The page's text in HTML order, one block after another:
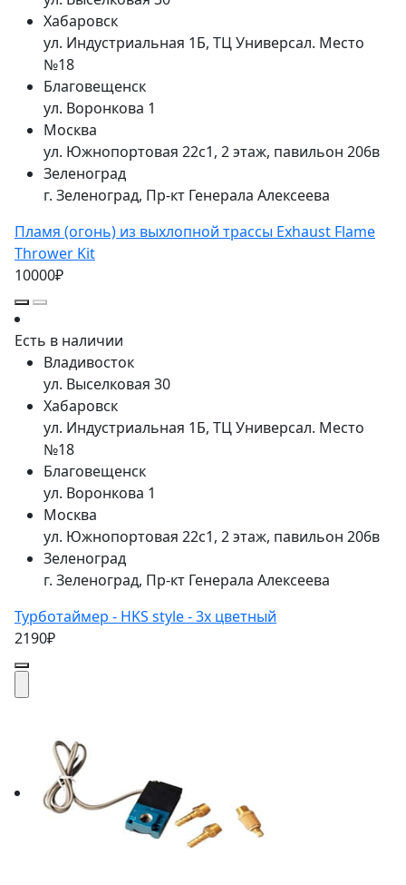
Хабаровск
ул. Индустриальная 1Б, ТЦ Универсал. Место
№18
Благовещенск
ул. Воронкова 1
Москва
ул. Южнопортовая 22с1, 2 этаж, павильон 206в
Зеленоград
г. Зеленоград, Пр-кт Генерала Алексеева
Пламя (огонь) из выхлопной трассы Exhaust Flame
Thrower Kit
10000₽
Есть в наличии
Владивосток
ул. Выселковая 30
Хабаровск
ул. Индустриальная 1Б, ТЦ Универсал. Место
№18
Благовещенск
ул. Воронкова 1
Москва
ул. Южнопортовая 22с1, 2 этаж, павильон 206в
Зеленоград
г. Зеленоград, Пр-кт Генерала Алексеева
Турботаймер - HKS style - 3х цветный
2190₽